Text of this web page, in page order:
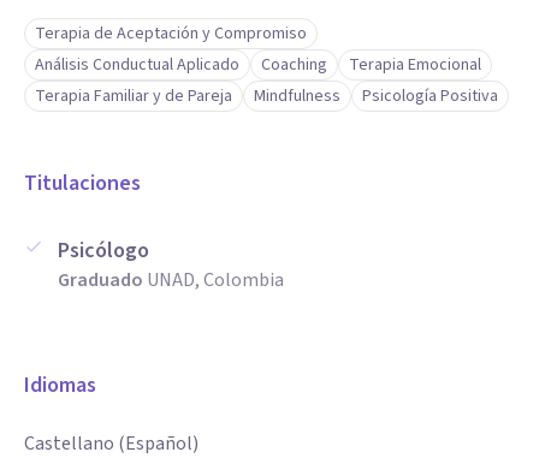
Terapia de Aceptación y Compromiso
Análisis Conductual Aplicado
Coaching
Terapia Emocional
Terapia Familiar y de Pareja
Mindfulness Psicología Positiva
Titulaciones
Psicólogo
Graduado UNAD, Colombia
Idiomas
Castellano (Español)